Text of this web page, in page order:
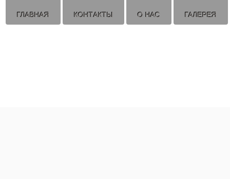
ГЛАВНАЯ КОНТАКТЫ О НАС ГАЛЕРЕЯ